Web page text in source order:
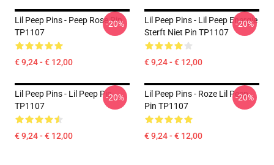
Lil Peep Pins - Peep Rose Pin
TP1107
€ 9,24 - € 12,00
-20%
Lil Peep Pins - Lil Peep Energie
Sterft Niet Pin TP1107
€ 9,24 - € 12,00
-20%
Lil Peep Pins - Lil Peep Pin
TP1107
€ 9,24 - € 12,00
-20%
Lil Peep Pins - Roze Lil Peep
Pin TP1107
€ 9,24 - € 12,00
-20%